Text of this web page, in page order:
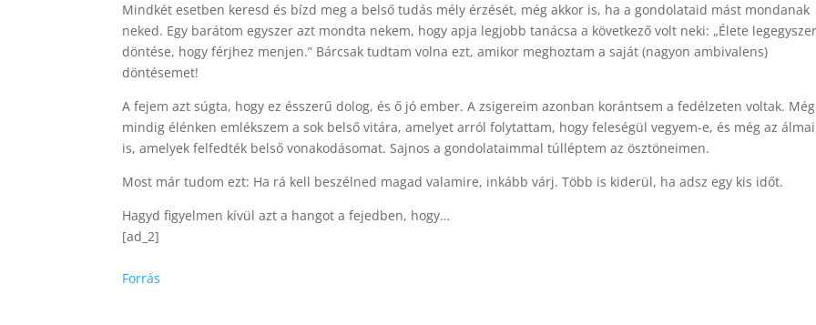
Mindkét esetben keresd és bízd meg a belső tudás mély érzését, még akkor is, ha a gondolataid mást mondanak
neked. Egy barátom egyszer azt mondta nekem, hogy apja legjobb tanácsa a következő volt neki: „Élete
döntése, hogy férjhez menjen.” Bárcsak tudtam volna ezt, amikor meghoztam a saját (nagyon ambivalens)
döntésemet!
A fejem azt súgta, hogy ez ésszerű dolog, és ő jó ember. A zsigereim azonban korántsem a fedélzeten voltak. Még
mindig élénken emlékszem a sok belső vitára, amelyet arról folytattam, hogy feleségül vegyem-e, és még az
is, amelyek felfedték belső vonakodásomat. Sajnos a gondolataimmal túlléptem az ösztöneimen.
Most már tudom ezt: Ha rá kell beszélned magad valamire, inkább várj. Több is kiderül, ha adsz egy kis időt.
Hagyd figyelmen kívül azt a hangot a fejedben, hogy…
[ad_2]
Forrás